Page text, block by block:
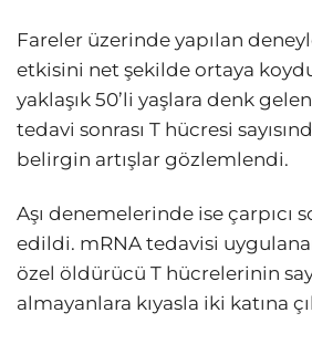
Fareler üzerinde yapılan
etkisini net şekilde ortaya
yaklaşık 50’li yaşlara denk
tedavi sonrası T hücresi
belirgin artışlar gözlemlendi.
Aşı denemelerinde ise çarpıcı
edildi. mRNA tedavisi
özel öldürücü T hücrelerinin
almayanlara kıyasla iki katına